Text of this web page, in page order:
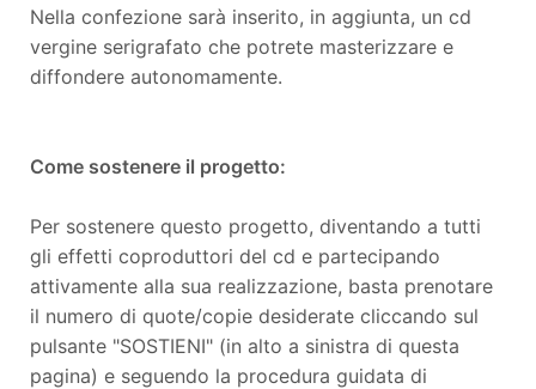
Nella confezione sarà inserito, in aggiunta, un cd
vergine serigrafato che potrete masterizzare e
diffondere autonomamente.
Come sostenere il progetto:
Per sostenere questo progetto, diventando a tutti
gli effetti coproduttori del cd e partecipando
attivamente alla sua realizzazione, basta prenotare
il numero di quote/copie desiderate cliccando sul
pulsante "SOSTIENI" (in alto a sinistra di questa
pagina) e seguendo la procedura guidata di